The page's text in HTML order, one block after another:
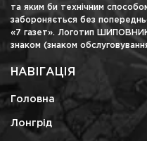
та яким би технічним
забороняється без
«7 газет». Логотип
знаком (знаком
НАВІГАЦІЯ
Головна
Лонгрід